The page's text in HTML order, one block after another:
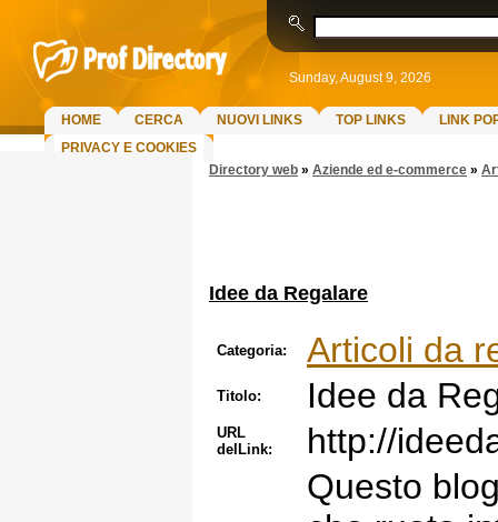
Sunday, August 9, 2026
HOME CERCA NUOVI LINKS TOP LINKS
LINK
PRIVACY E COOKIES
Directory web » Aziende ed e-commerce »
Idee da Regalare
Categoria: Articoli da
Titolo: Idee da
URL
delLink:
http://
Questo